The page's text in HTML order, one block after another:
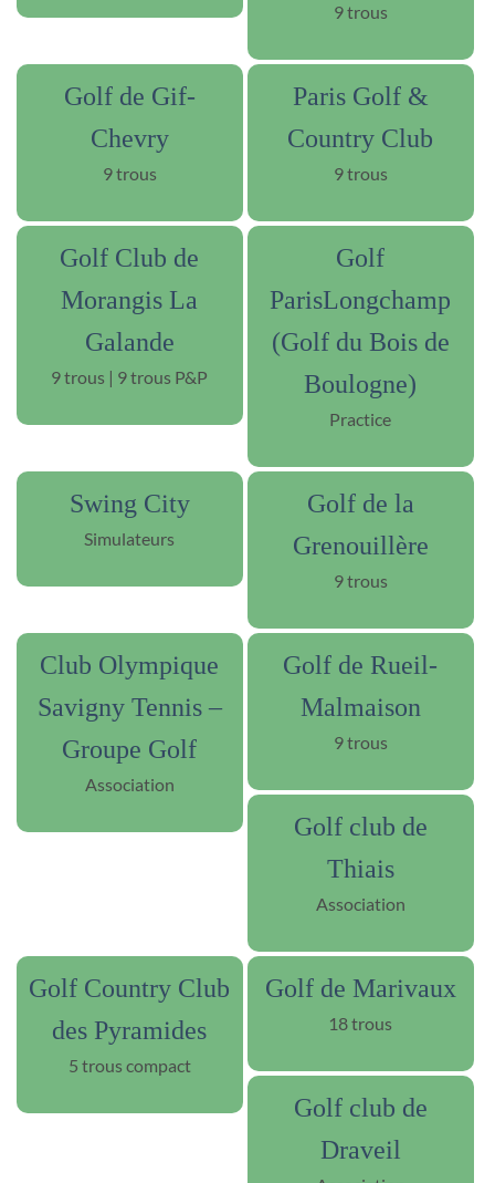
9 trous
Golf de Gif-
Chevry
9 trous
Paris Golf &
Country Club
9 trous
Golf Club de
Morangis La
Galande
9 trous | 9 trous P&P
Golf
ParisLongchamp
(Golf du Bois de
Boulogne)
Practice
Swing City
Simulateurs
Golf de la
Grenouillère
9 trous
Club Olympique
Savigny Tennis –
Groupe Golf
Association
Golf de Rueil-
Malmaison
9 trous
Golf club de
Thiais
Association
Golf Country Club
des Pyramides
5 trous compact
Golf de Marivaux
18 trous
Golf club de
Draveil